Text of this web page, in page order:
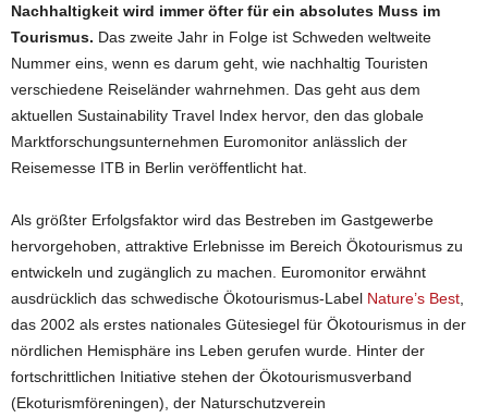
Nachhaltigkeit wird immer öfter für ein absolutes Muss im
Tourismus. Das zweite Jahr in Folge ist Schweden weltweite
Nummer eins, wenn es darum geht, wie nachhaltig Touristen
verschiedene Reiseländer wahrnehmen. Das geht aus dem
aktuellen Sustainability Travel Index hervor, den das globale
Marktforschungsunternehmen Euromonitor anlässlich der
Reisemesse ITB in Berlin veröffentlicht hat.
Als größter Erfolgsfaktor wird das Bestreben im Gastgewerbe
hervorgehoben, attraktive Erlebnisse im Bereich Ökotourismus zu
entwickeln und zugänglich zu machen. Euromonitor erwähnt
ausdrücklich das schwedische Ökotourismus-Label Nature’s Best
das 2002 als erstes nationales Gütesiegel für Ökotourismus in der
nördlichen Hemisphäre ins Leben gerufen wurde. Hinter der
fortschrittlichen Initiative stehen der Ökotourismusverband
(Ekoturismföreningen), der Naturschutzverein